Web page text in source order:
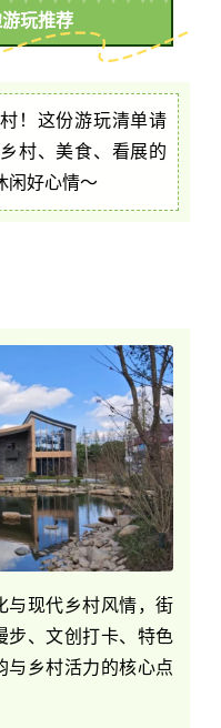
玩推荐
！这份游玩清单请
村、美食、看展的
闲好心情～
与现代乡村风情，街
步、文创打卡、特色
与乡村活力的核心点